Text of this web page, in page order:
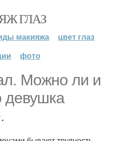
ГЛАЗ
макияжа
цвет глаз
фото
Можно ли и
девушка